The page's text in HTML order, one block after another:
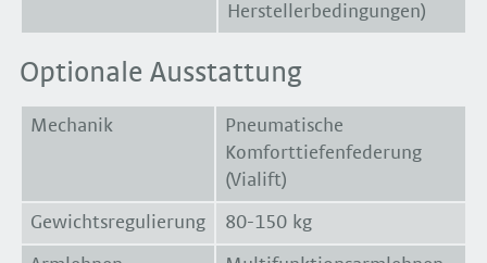
Herstellerbedingungen)
Optionale Ausstattung
Mechanik
Pneumatische
Komforttiefenfederung
(Vialift)
Gewichtsregulierung 80-150 kg